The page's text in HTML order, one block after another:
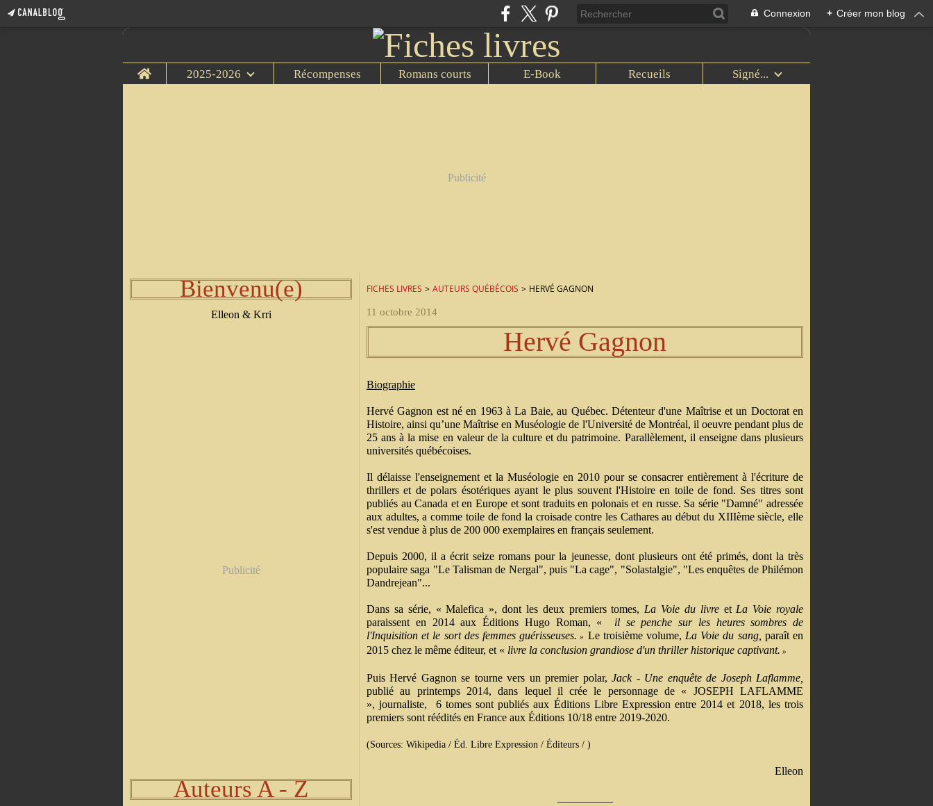
Connexion + Créer mon blog
Home 2025-2026 Récompenses Romans courts E-Book Recueils Signé...
Publicité
Bienvenu(e)
Elleon & Krri
Publicité
Auteurs A - Z
FICHES LIVRES > AUTEURS QUÉBÉCOIS > HERVÉ GAGNON
11 octobre 2014
Hervé Gagnon
Biographie
Hervé Gagnon est né en 1963 à La Baie, au Québec. Détenteur d'une Maîtrise et un Doctorat en
Histoire, ainsi qu’une Maîtrise en Muséologie de l'Université de Montréal, il oeuvre pendant plus de
25 ans à la mise en valeur de la culture et du patrimoine. Parallèlement, il enseigne dans plusieurs
universités québécoises.
Il délaisse l'enseignement et la Muséologie en 2010 pour se consacrer entièrement à l'écriture de
thrillers et de polars ésotériques ayant le plus souvent l'Histoire en toile de fond. Ses titres sont
publiés au Canada et en Europe et sont traduits en polonais et en russe. Sa série "Damné" adressée
aux adultes, a comme toile de fond la croisade contre les Cathares au début du XIIIème siècle, elle
s'est vendue à plus de 200 000 exemplaires en français seulement.
Depuis 2000, il a écrit seize romans pour la jeunesse, dont plusieurs ont été primés, dont la très
populaire saga "Le Talisman de Nergal", puis "La cage", "Solastalgie", "Les enquêtes de Philémon
Dandrejean"...
Dans sa série, « Malefica », dont les deux premiers tomes, La Voie du livreet La Voie royale
paraissent en 2014 aux Éditions Hugo Roman, « il se penche sur les heures sombres de
l'Inquisition et le sort des femmes guérisseuses. » Le troisième volume, La Voie du sang, paraît en
2015 chez le même éditeur, et « livre la conclusion grandiose d'un thriller historique captivant. »
Puis Hervé Gagnon se tourne vers un premier polar, Jack - Une enquête de Joseph Laflamme,
publié au printemps 2014, dans lequel il crée le personnage de « JOSEPH LAFLAMME
», journaliste, 6 tomes sont publiés aux Éditions Libre Expression entre 2014 et 2018, les trois
premiers sont réédités en France aux Éditions 10/18 entre 2019-2020.
(Sources: Wikipedia / Éd. Libre Expression / Éditeurs / )
Elleon